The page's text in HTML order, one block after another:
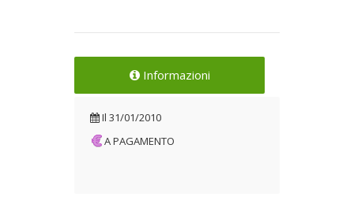
Informazioni
Il 31/01/2010
A PAGAMENTO